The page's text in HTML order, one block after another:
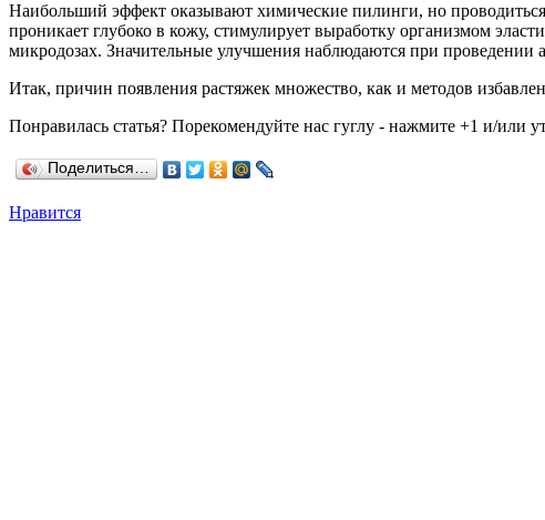
Наибольший эффект оказывают химические пилинги, но
проникает глубоко в кожу, стимулирует выработку организмом
микродозах. Значительные улучшения наблюдаются при проведении
Итак, причин появления растяжек множество, как и методов
Понравилась статья? Порекомендуйте нас гуглу - нажмите +1 и/или
Поделиться…
Нравится